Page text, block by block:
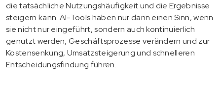
die tatsächliche Nutzungshäufigkeit und die Ergebnisse
steigern kann. AI-Tools haben nur dann einen Sinn, wenn
sie nicht nur eingeführt, sondern auch kontinuierlich
genutzt werden, Geschäftsprozesse verändern und zur
Kostensenkung, Umsatzsteigerung und schnelleren
Entscheidungsfindung führen.